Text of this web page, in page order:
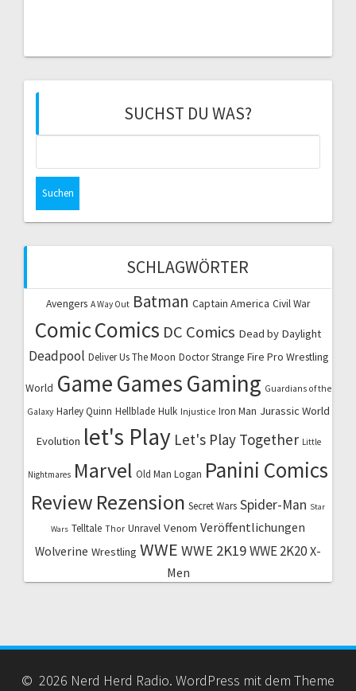
SUCHST DU WAS?
SCHLAGWÖRTER
Avengers A Way Out Batman Captain America Civil War
ComicComics DC Comics Dead by Daylight
Deadpool Deliver Us The Moon Doctor Strange Fire Pro Wrestling
World GameGamesGaming Guardians of the
Galaxy Harley Quinn Hellblade Hulk Injustice Iron Man Jurassic World
Evolution let's Play Let's Play Together Little
Nightmares Marvel Old Man Logan Panini Comics
Review Rezension Secret Wars Spider-Man Star
Wars Telltale Thor Unravel Venom Veröffentlichungen
Wolverine Wrestling WWE WWE 2K19WWE 2K20 X-
Men
© 2026 Nerd Herd Radio. WordPress mit dem Theme